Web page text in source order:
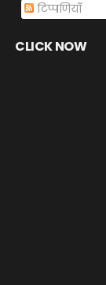
टिप्पणियाँ
CLICK NOW